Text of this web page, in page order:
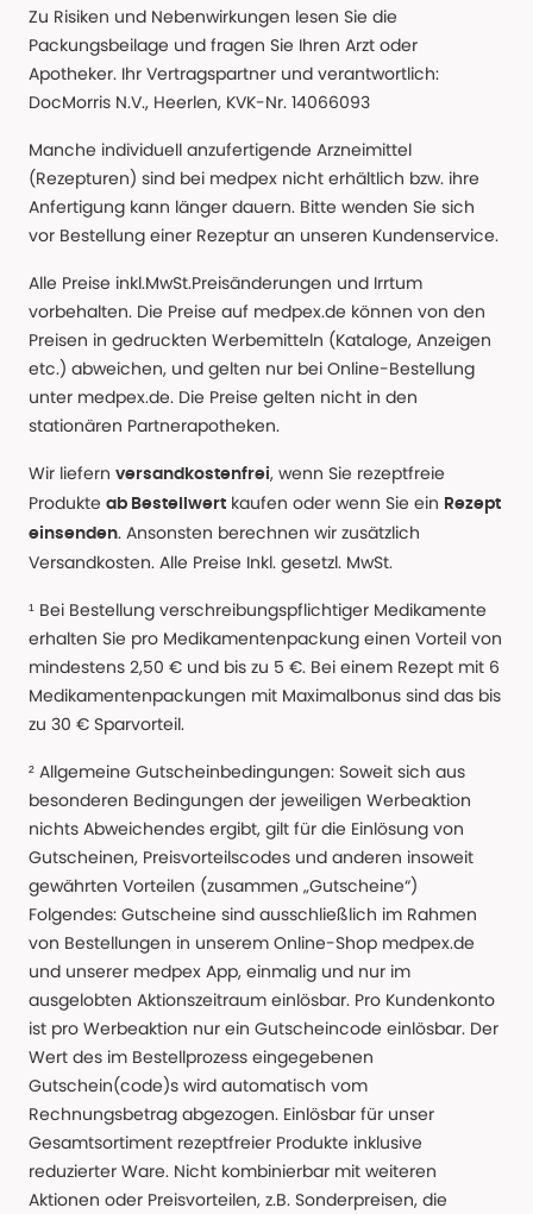
Zu Risiken und Nebenwirkungen lesen Sie die
Packungsbeilage und fragen Sie Ihren Arzt oder
Apotheker. Ihr Vertragspartner und verantwortlich:
DocMorris N.V., Heerlen, KVK-Nr. 14066093
Manche individuell anzufertigende Arzneimittel
(Rezepturen) sind bei medpex nicht erhältlich bzw. ihre
Anfertigung kann länger dauern. Bitte wenden Sie sich
vor Bestellung einer Rezeptur an unseren Kundenservice.
Alle Preise inkl.MwSt.Preisänderungen und Irrtum
vorbehalten. Die Preise auf medpex.de können von den
Preisen in gedruckten Werbemitteln (Kataloge, Anzeigen
etc.) abweichen, und gelten nur bei Online-Bestellung
unter medpex.de. Die Preise gelten nicht in den
stationären Partnerapotheken.
Wir liefern versandkostenfrei, wenn Sie rezeptfreie
Produkte ab Bestellwert kaufen oder wenn Sie ein Rezept
einsenden. Ansonsten berechnen wir zusätzlich
Versandkosten. Alle Preise Inkl. gesetzl. MwSt.
¹ Bei Bestellung verschreibungspflichtiger Medikamente
erhalten Sie pro Medikamentenpackung einen Vorteil von
mindestens 2,50 € und bis zu 5 €. Bei einem Rezept mit 6
Medikamentenpackungen mit Maximalbonus sind das bis
zu 30 € Sparvorteil.
² Allgemeine Gutscheinbedingungen: Soweit sich aus
besonderen Bedingungen der jeweiligen Werbeaktion
nichts Abweichendes ergibt, gilt für die Einlösung von
Gutscheinen, Preisvorteilscodes und anderen insoweit
gewährten Vorteilen (zusammen „Gutscheine“)
Folgendes: Gutscheine sind ausschließlich im Rahmen
von Bestellungen in unserem Online-Shop medpex.de
und unserer medpex App, einmalig und nur im
ausgelobten Aktionszeitraum einlösbar. Pro Kundenkonto
ist pro Werbeaktion nur ein Gutscheincode einlösbar. Der
Wert des im Bestellprozess eingegebenen
Gutschein(code)s wird automatisch vom
Rechnungsbetrag abgezogen. Einlösbar für unser
Gesamtsortiment rezeptfreier Produkte inklusive
reduzierter Ware. Nicht kombinierbar mit weiteren
Aktionen oder Preisvorteilen, z.B. Sonderpreisen, die